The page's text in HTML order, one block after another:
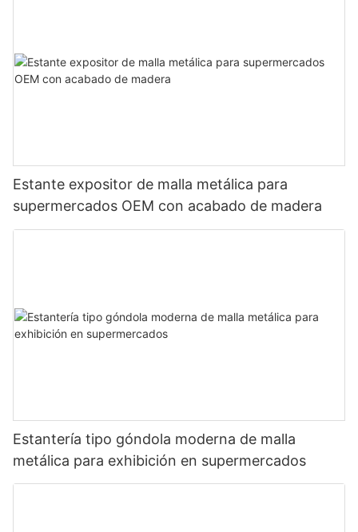
Estante expositor de malla metálica para
supermercados OEM con acabado de madera
Estantería tipo góndola moderna de malla
metálica para exhibición en supermercados